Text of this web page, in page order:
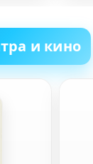
и кино